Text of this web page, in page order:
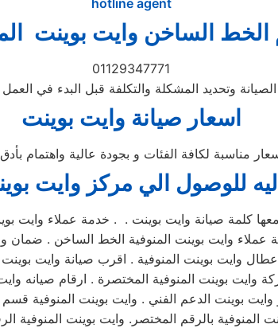
hotline agent
الخط الساخن وايت بوينت
01129347771
وتحديد المشكلة والتكلفة قبل البدء في العمل
اسعار صيانة وايت بوينت
مناسبة لكافة الفئات و بجودة عالية واهتمام
للوصول الي مركز وايت
كلمة صيانة وايت بوينت . . خدمة عملاء وايت
عملاء وايت بوينت المنوفية الخط الساخن . ضمان
وايت بوينت المنوفية . اقرب صيانة وايت
بوينت الدعم الفني . وايت بوينت المنوفية
المنوفية بالرقم المختصر. وايت بوينت